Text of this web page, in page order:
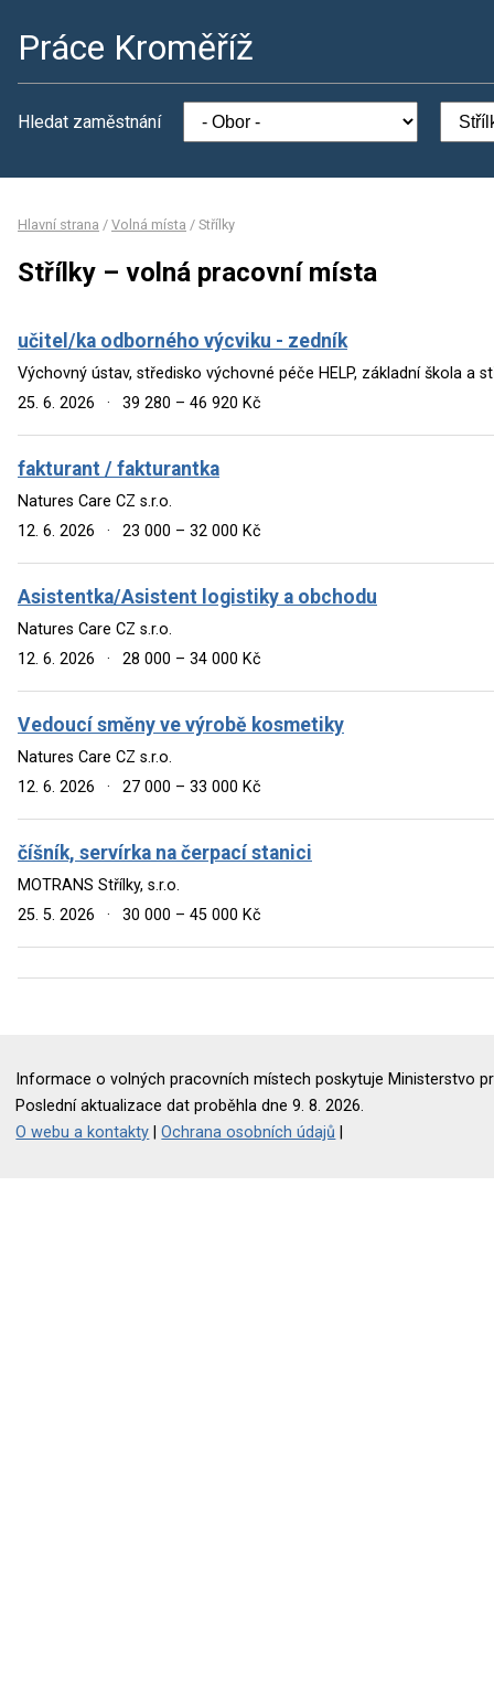
Práce Kroměříž
Hledat zaměstnání
Hlavní strana / Volná místa / Střílky
Střílky – volná pracovní místa
učitel/ka odborného výcviku - zedník
Výchovný ústav, středisko výchovné péče HELP, základní škola a
25. 6. 2026
· 39 280 – 46 920 Kč
fakturant / fakturantka
Natures Care CZ s.r.o.
12. 6. 2026
· 23 000 – 32 000 Kč
Asistentka/Asistent logistiky a obchodu
Natures Care CZ s.r.o.
12. 6. 2026
· 28 000 – 34 000 Kč
Vedoucí směny ve výrobě kosmetiky
Natures Care CZ s.r.o.
12. 6. 2026
· 27 000 – 33 000 Kč
číšník, servírka na čerpací stanici
MOTRANS Střílky, s.r.o.
25. 5. 2026
· 30 000 – 45 000 Kč
Informace o volných pracovních místech poskytuje Ministerstvo
Poslední aktualizace dat proběhla dne 9. 8. 2026.
O webu a kontakty |Ochrana osobních údajů